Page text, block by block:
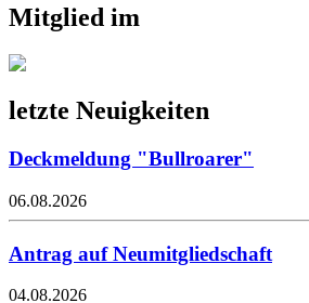
Mitglied im
letzte Neuigkeiten
Deckmeldung "Bullroarer"
06.08.2026
Antrag auf Neumitgliedschaft
04.08.2026